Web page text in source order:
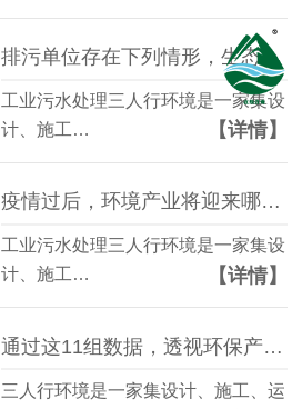
排污单位存在下列情形，生态环境主管部门暂不予核发排污许可证
工业污水处理三人行环境是一家集设
计、施工…
【详情】
疫情过后，环境产业将迎来哪些新契机？
工业污水处理三人行环境是一家集设
计、施工…
【详情】
通过这11组数据，透视环保产业动态行情
三人行环境是一家集设计、施工、运